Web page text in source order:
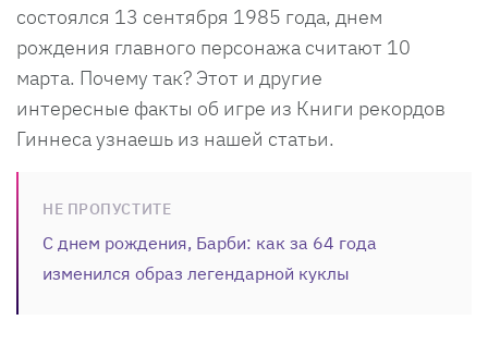
состоялся 13 сентября 1985 года, днем
рождения главного персонажа считают 10
марта. Почему так? Этот и другие
интересные факты об игре из Книги рекордов
Гиннеса узнаешь из нашей статьи.
НЕ ПРОПУСТИТЕ
С днем рождения, Барби: как за 64 года
изменился образ легендарной куклы